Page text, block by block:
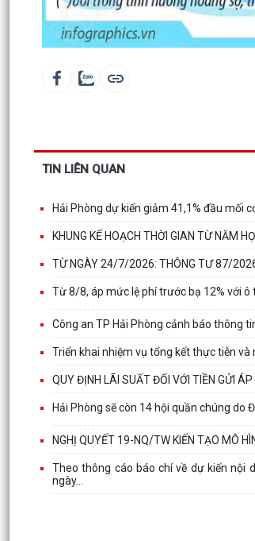
TIN LIÊN QUAN
Hải Phòng dự kiến giảm 41,1% đầu mối
KHUNG KẾ HOẠCH THỜI GIAN TỪ NĂM
TỪ NGÀY 24/7/2026: THÔNG TƯ 87/
Từ 8/8, áp mức lệ phí trước bạ 12% với ô
Công an TP Hải Phòng cảnh báo thông
Triển khai nhiệm vụ tổng kết thực tiễn
QUY ĐỊNH LÃI SUẤT ĐỐI VỚI TIỀN GỬI ÁP
Hải Phòng sẽ còn 14 hội quần chúng do
NGHỊ QUYẾT 19-NQ/TW KIẾN TẠO MÔ
Theo thông cáo báo chí về dự kiến nội
ngày...